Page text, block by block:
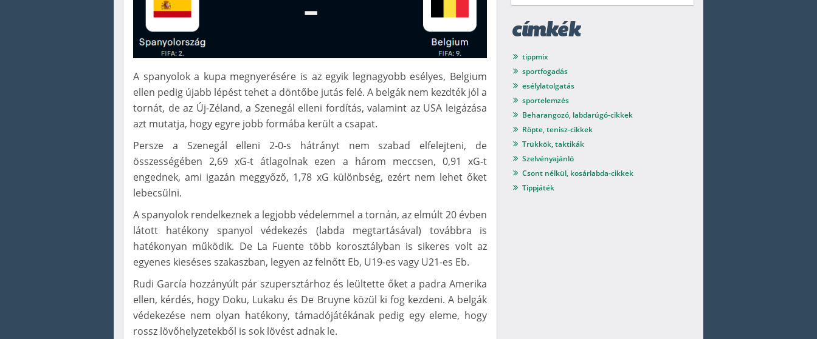
A spanyolok a kupa megnyerésére is az egyik legnagyobb esélyes, Belgium
ellen pedig újabb lépést tehet a döntőbe jutás felé. A belgák nem kezdték jól a
tornát, de az Új-Zéland, a Szenegál elleni fordítás, valamint az USA leigázása
azt mutatja, hogy egyre jobb formába került a csapat.
Persze a Szenegál elleni 2-0-s hátrányt nem szabad elfelejteni, de
összességében 2,69 xG-t átlagolnak ezen a három meccsen, 0,91 xG-t
engednek, ami igazán meggyőző, 1,78 xG különbség, ezért nem lehet őket
lebecsülni.
A spanyolok rendelkeznek a legjobb védelemmel a tornán, az elmúlt 20 évben
látott hatékony spanyol védekezés (labda megtartásával) továbbra is
hatékonyan működik. De La Fuente több korosztályban is sikeres volt az
egyenes kieséses szakaszban, legyen az felnőtt Eb, U19-es vagy U21-es Eb.
Rudi García hozzányúlt pár szupersztárhoz és leültette őket a padra Amerika
ellen, kérdés, hogy Doku, Lukaku és De Bruyne közül ki fog kezdeni. A belgák
védekezése nem olyan hatékony, támadójátékának pedig egy eleme, hogy
rossz lövőhelyzetekből is sok lövést adnak le.
címkék
tippmix
sportfogadás
esélylatolgatás
sportelemzés
Beharangozó, labdarúgó-cikkek
Röpte, tenisz-cikkek
Trükkök, taktikák
Szelvényajánló
Csont nélkül, kosárlabda-cikkek
Tippjáték